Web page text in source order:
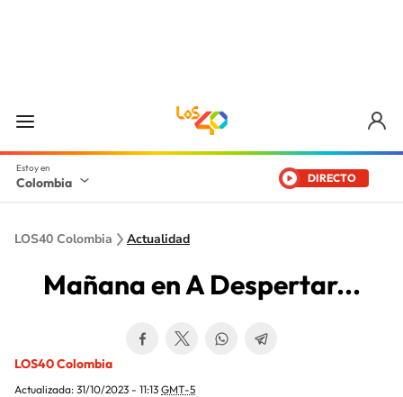
Colombia DIRECTO
LOS40 Colombia Actualidad
Mañana en A Despertar...
LOS40 Colombia
Actualizada: 31/10/2023 - 11:13 GMT-5